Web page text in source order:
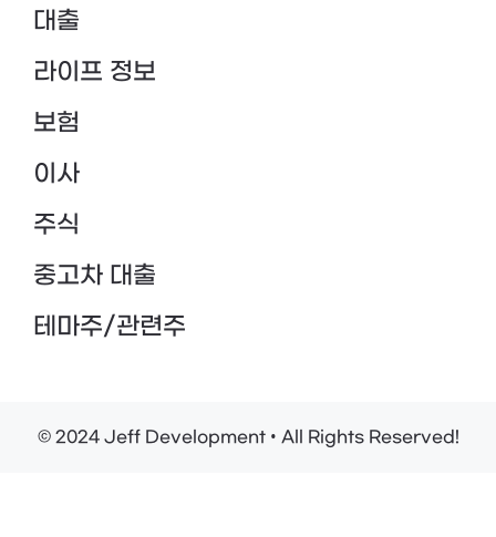
대출
라이프 정보
보험
이사
주식
중고차 대출
테마주/관련주
© 2024 Jeff Development • All Rights Reserved!